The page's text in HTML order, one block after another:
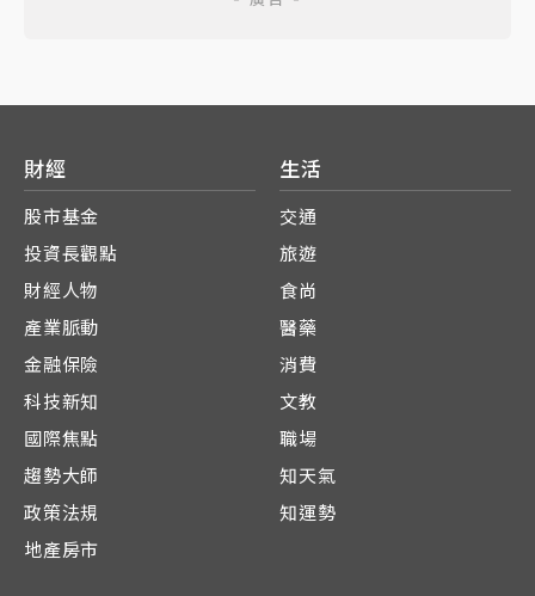
財經
股市基金
投資長觀點
財經人物
產業脈動
金融保險
科技新知
國際焦點
趨勢大師
政策法規
地產房市
生活
交通
旅遊
食尚
醫藥
消費
文教
職場
知天氣
知運勢